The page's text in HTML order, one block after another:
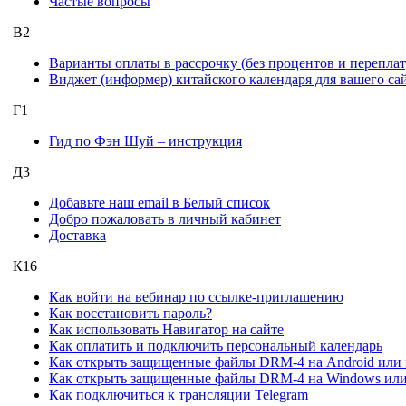
В2
Варианты оплаты в рассрочку (без процентов и
Виджет (информер) китайского календаря для вашего
Г1
Гид по Фэн Шуй – инструкция
Д3
Добавьте наш email в Белый список
Добро пожаловать в личный кабинет
Доставка
К16
Как войти на вебинар по ссылке-приглашению
Как восстановить пароль?
Как использовать Навигатор на сайте
Как оплатить и подключить персональный календарь
Как открыть защищенные файлы DRM-4 на Android или
Как открыть защищенные файлы DRM-4 на Windows
Как подключиться к трансляции Telegram